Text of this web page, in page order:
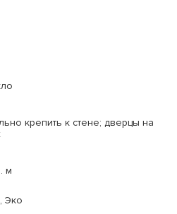
крепить к стене; дверцы на
м
Эко